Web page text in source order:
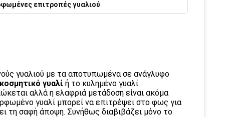
επιτροπές γυαλιού
γυαλιού με τα αποτυπωμένα σε ανάγλυφο
γυαλί ή το κυλημένο γυαλί
αλλά η ελαφριά μετάδοση είναι ακόμα
γυαλί μπορεί να επιτρέψει στο φως για
τη σαφή άποψη. Συνήθως διαβιβάζει μόνο το